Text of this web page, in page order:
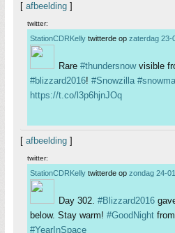
[ afbeelding ]
twitter:
StationCDRKelly twitterde op zaterdag 23-
Rare #thundersnowvisible
#blizzard2016! #Snowzilla
https://t.co/l3p6hjnJOq
[ afbeelding ]
twitter:
StationCDRKelly twitterde op zondag 24-
Day 302. #Blizzard2016
below. Stay warm! #GoodNight
#YearInSpace